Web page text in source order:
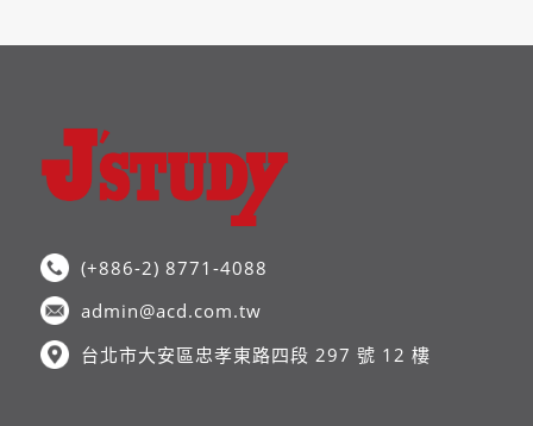
(+886-2) 8771-4088
admin@acd.com.tw
台北市大安區忠孝東路四段 297 號 12 樓